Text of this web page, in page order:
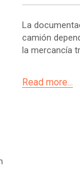
La
camión
la mercancía
Read more...